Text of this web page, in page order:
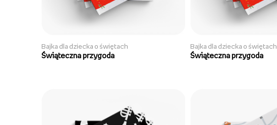
Bajka dla dziecka o świętach
Świąteczna przygoda
Bajka dla dziecka o świętach
Świąteczna przygoda